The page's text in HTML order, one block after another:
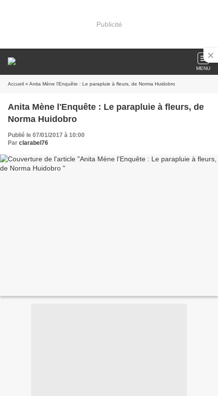
Publicité
MENU
Accueil » Anita Mène l'Enquête : Le parapluie à fleurs, de Norma Huidobro
Anita Mène l'Enquête : Le parapluie à fleurs, de
Norma Huidobro
Publié le 07/01/2017 à 10:00
Par clarabel76